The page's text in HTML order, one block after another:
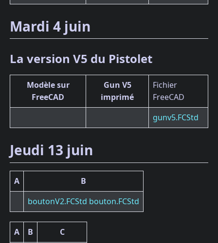
Mardi 4 juin
La version V5 du Pistolet
Modèle sur
FreeCAD
Gun V5
imprimé
Fichier
FreeCAD
gunv5.FCStd
Jeudi 13 juin
A
B
boutonV2.FCStd bouton.FCStd
A B C